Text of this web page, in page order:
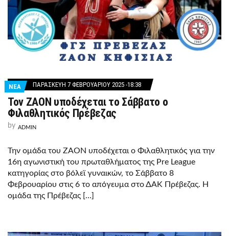
ΝΕΑ ΠΑΡΑΣΚΕΥΉ 7 ΦΕΒΡΟΥΑΡΊΟΥ 2025 -18:38
Τον ΖΑΟΝ υποδέχεται το Σάββατο ο
Φιλαθλητικός Πρέβεζας
by ADMIN
Την ομάδα του ΖΑΟΝ υποδέχεται ο Φιλαθλητικός για την
16η αγωνιστική του πρωταθλήματος της Pre League
κατηγορίας στο βόλεϊ γυναικών, το Σάββατο 8
Φεβρουαρίου στις 6 το απόγευμα στο ΔΑΚ Πρέβεζας. Η
ομάδα της Πρέβεζας […]